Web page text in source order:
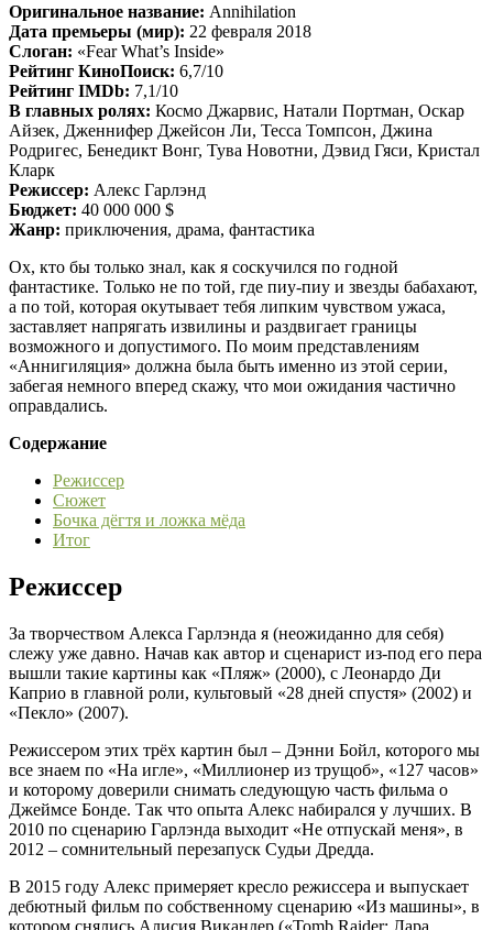
Оригинальное название: Annihilation
Дата премьеры (мир): 22 февраля 2018
Слоган: «Fear What’s Inside»
Рейтинг КиноПоиск: 6,7/10
Рейтинг IMDb: 7,1/10
В главных ролях: Космо Джарвис, Натали Портман, Оскар
Айзек, Дженнифер Джейсон Ли, Тесса Томпсон, Джина
Родригес, Бенедикт Вонг, Тува Новотни, Дэвид Гяси, Кристал
Кларк
Режиссер: Алекс Гарлэнд
Бюджет: 40 000 000 $
Жанр: приключения, драма, фантастика
Ох, кто бы только знал, как я соскучился по годной
фантастике. Только не по той, где пиу-пиу и звезды бабахают,
а по той, которая окутывает тебя липким чувством ужаса,
заставляет напрягать извилины и раздвигает границы
возможного и допустимого. По моим представлениям
«Аннигиляция» должна была быть именно из этой серии,
забегая немного вперед скажу, что мои ожидания частично
оправдались.
Содержание
Режиссер
Сюжет
Бочка дёгтя и ложка мёда
Итог
Режиссер
За творчеством Алекса Гарлэнда я (неожиданно для себя)
слежу уже давно. Начав как автор и сценарист из-под его пера
вышли такие картины как «Пляж» (2000), с Леонардо Ди
Каприо в главной роли, культовый «28 дней спустя» (2002) и
«Пекло» (2007).
Режиссером этих трёх картин был – Дэнни Бойл, которого мы
все знаем по «На игле», «Миллионер из трущоб», «127 часов»
и которому доверили снимать следующую часть фильма о
Джеймсе Бонде. Так что опыта Алекс набирался у лучших. В
2010 по сценарию Гарлэнда выходит «Не отпускай меня», в
2012 – сомнительный перезапуск Судьи Дредда.
В 2015 году Алекс примеряет кресло режиссера и выпускает
дебютный фильм по собственному сценарию «Из машины», в
котором снялись Алисия Викандер («Tomb Raider: Лара